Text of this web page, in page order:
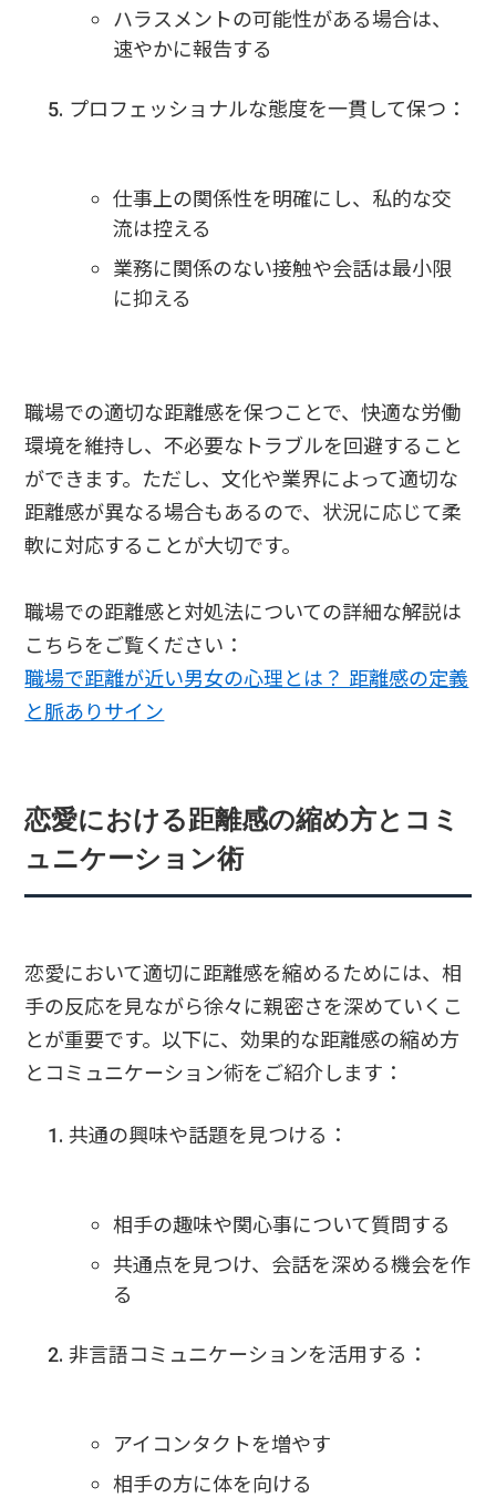
ハラスメントの可能性がある場合は、
速やかに報告する
プロフェッショナルな態度を一貫して保つ：
仕事上の関係性を明確にし、私的な交
流は控える
業務に関係のない接触や会話は最小限
に抑える
職場での適切な距離感を保つことで、快適な労働
環境を維持し、不必要なトラブルを回避すること
ができます。ただし、文化や業界によって適切な
距離感が異なる場合もあるので、状況に応じて柔
軟に対応することが大切です。
職場での距離感と対処法についての詳細な解説は
こちらをご覧ください：
職場で距離が近い男女の心理とは？ 距離感の定義
と脈ありサイン
恋愛における距離感の縮め方とコミ
ュニケーション術
恋愛において適切に距離感を縮めるためには、相
手の反応を見ながら徐々に親密さを深めていくこ
とが重要です。以下に、効果的な距離感の縮め方
とコミュニケーション術をご紹介します：
共通の興味や話題を見つける：
相手の趣味や関心事について質問する
共通点を見つけ、会話を深める機会を作
る
非言語コミュニケーションを活用する：
アイコンタクトを増やす
相手の方に体を向ける